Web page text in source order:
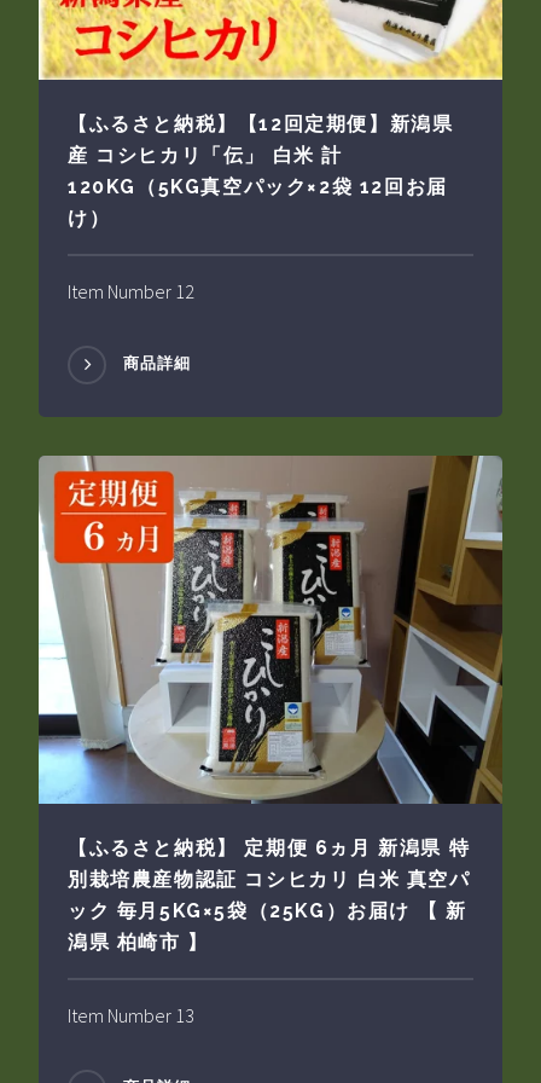
【ふるさと納税】【12回定期便】新潟県
産 コシヒカリ「伝」 白米 計
120KG（5KG真空パック×2袋 12回お届
け）
Item Number 12
商品詳細
【ふるさと納税】 定期便 6ヵ月 新潟県 特
別栽培農産物認証 コシヒカリ 白米 真空パ
ック 毎月5KG×5袋（25KG）お届け 【 新
潟県 柏崎市 】
Item Number 13